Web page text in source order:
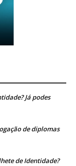
Já podes
de diplomas
de Identidade?